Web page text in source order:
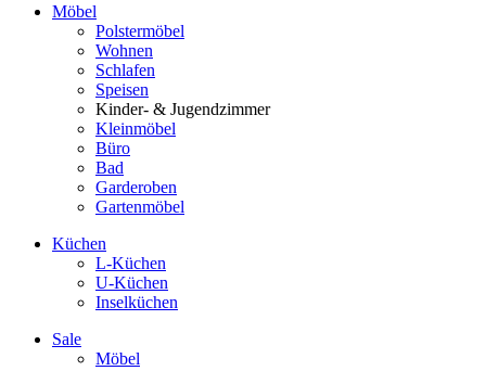
Möbel
Polstermöbel
Wohnen
Schlafen
Speisen
Kinder- & Jugendzimmer
Kleinmöbel
Büro
Bad
Garderoben
Gartenmöbel
Küchen
L-Küchen
U-Küchen
Inselküchen
Sale
Möbel